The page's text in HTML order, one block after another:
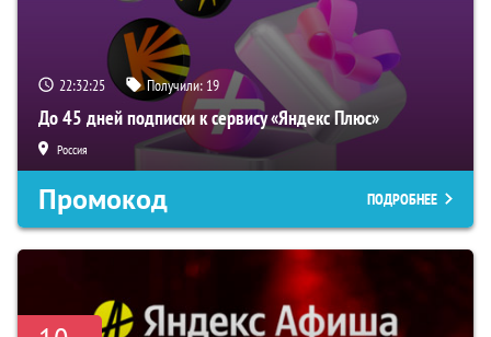
22:32:24 Получили: 19
До 45 дней подписки к сервису «Яндекс Плюс»
Россия
Промокод ПОДРОБНЕЕ